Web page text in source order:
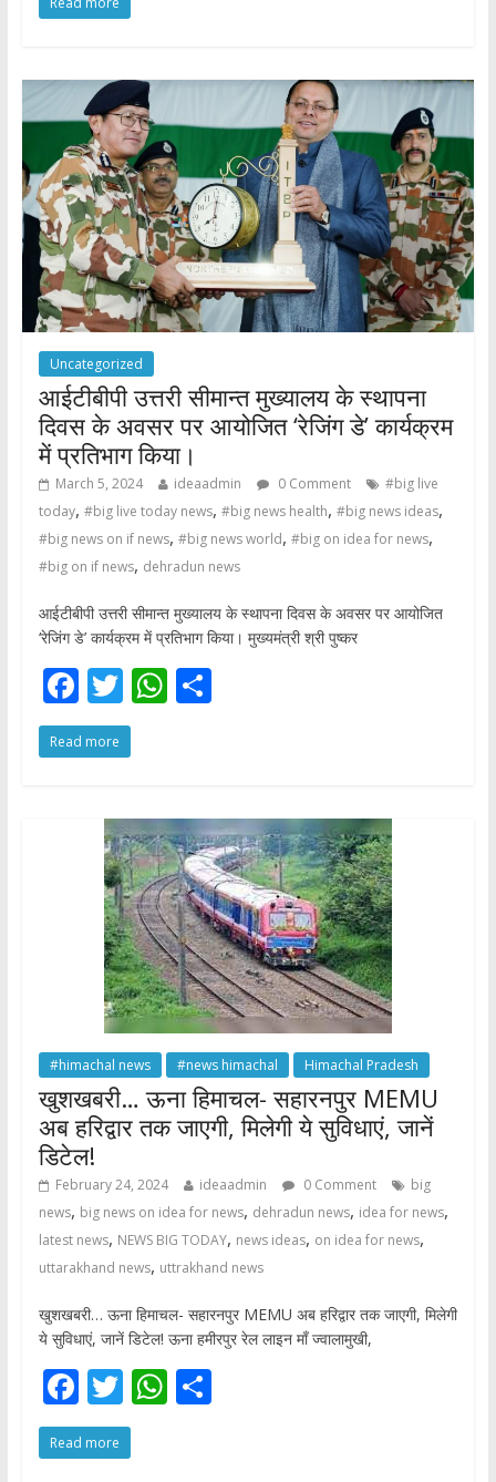
e
o
o
k
itt
A
p
p
Uncategorized
आईटीबीपी उत्तरी सीमान्त मुख्यालय के स्थापना
दिवस के अवसर पर आयोजित ‘रेजिंग डे’ कार्यक्रम
में प्रतिभाग किया।
March 5, 2024 ideaadmin 0 Comment
#big live
today, #big live today news, #big news health, #big news ideas,
#big news on if news, #big news world, #big on idea for news,
#big on if news, dehradun news
आईटीबीपी उत्तरी सीमान्त मुख्यालय के स्थापना दिवस के अवसर पर आयोजित
‘रेजिंग डे’ कार्यक्रम में प्रतिभाग किया। मुख्यमंत्री श्री पुष्कर
F
ac
e
T
w
itt
W
A
p
p
S
Read more
#himachal news #news himachal Himachal Pradesh
खुशखबरी… ऊना हिमाचल- सहारनपुर MEMU
अब हरिद्वार तक जाएगी, मिलेगी ये सुविधाएं, जानें
डिटेल!
February 24, 2024 ideaadmin 0 Comment
big
news, big news on idea for news, dehradun news, idea for news,
latest news, NEWS BIG TODAY, news ideas, on idea for news,
uttarakhand news, uttrakhand news
खुशखबरी… ऊना हिमाचल- सहारनपुर MEMU अब हरिद्वार तक जाएगी, मिलेगी
ये सुविधाएं, जानें डिटेल! ऊना हमीरपुर रेल लाइन माँ ज्वालामुखी,
F
ac
e
T
w
itt
W S
Read more